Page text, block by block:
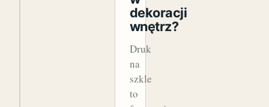
dekoracji
wnętrz?
Druk
na
szkle
to